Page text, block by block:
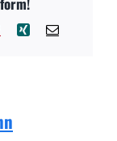
PinterestXing E-